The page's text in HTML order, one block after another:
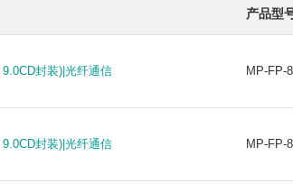
产品型
封装)|光纤通信 MP-FP-
封装)|光纤通信 MP-FP-
封装)|光纤通信 MP-FP-
封装)|光纤通信 MP-FP-